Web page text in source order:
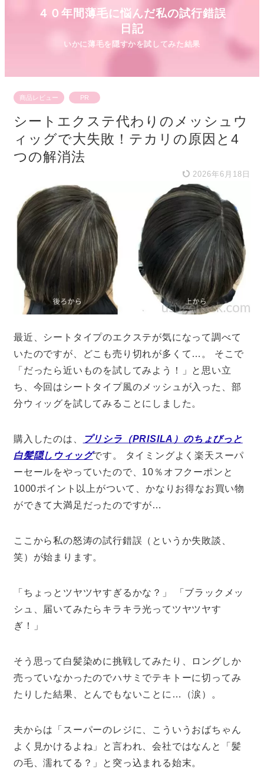
４０年間薄毛に悩んだ私の試行錯誤
日記
商品レビュー PR
シートエクステ代わりのメッシュウ
ィッグで大失敗！テカリの原因と4
つの解消法
2026年6月18日
最近、シートタイプのエクステが気になって調べて
いたのですが、どこも売り切れが多くて…。 そこで
「だったら近いものを試してみよう！」と思い立
ち、今回はシートタイプ風のメッシュが入った、部
分ウィッグを試してみることにしました。
購入したのは、
プリシラ（PRISILA）のちょびっと
白髪隠しウィッグです。 タイミングよく楽天スーパ
ーセールをやっていたので、10％オフクーポンと
1000ポイント以上がついて、かなりお得なお買い物
ができて大満足だったのですが…
ここから私の怒涛の試行錯誤（というか失敗談、
笑）が始まります。
「ちょっとツヤツヤすぎるかな？」 「ブラックメッ
シュ、届いてみたらキラキラ光ってツヤツヤす
ぎ！」
そう思って白髪染めに挑戦してみたり、ロングしか
売っていなかったのでハサミでテキトーに切ってみ
たりした結果、とんでもないことに…（涙）。
夫からは「スーパーのレジに、こういうおばちゃん
よく見かけるよね」と言われ、会社ではなんと「髪
の毛、濡れてる？」と突っ込まれる始末。